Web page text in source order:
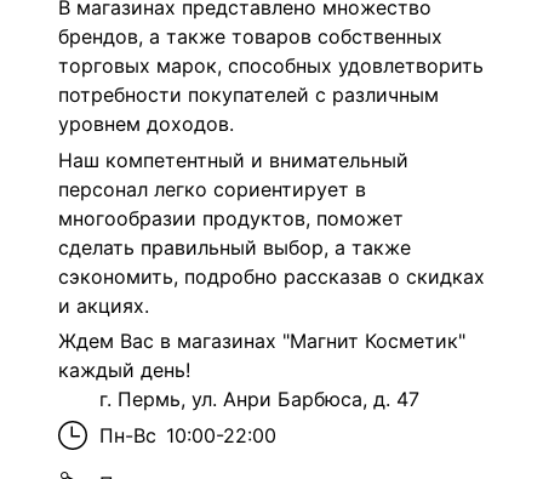
В магазинах представлено множество
брендов, а также товаров собственных
торговых марок, способных удовлетворить
потребности покупателей с различным
уровнем доходов.
Наш компетентный и внимательный
персонал легко сориентирует в
многообразии продуктов, поможет
сделать правильный выбор, а также
сэкономить, подробно рассказав о скидках
и акциях.
Ждем Вас в магазинах "Магнит Косметик"
каждый день!
г. Пермь, ул. Анри Барбюса, д. 47
Пн-Вс 10:00-22:00